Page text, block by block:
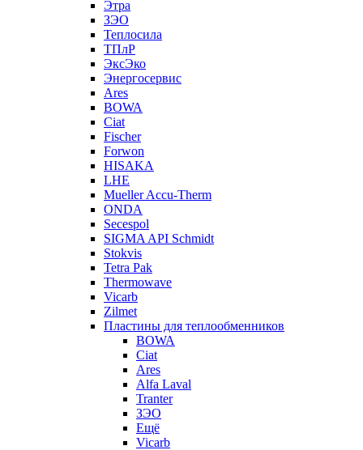
Этра
ЗЭО
Теплосила
ТПлР
ЭксЭко
Энергосервис
Ares
BOWA
Ciat
Fischer
Forwon
HISAKA
LHE
Mueller Accu-Therm
ONDA
Secespol
SIGMA API Schmidt
Stokvis
Tetra Pak
Thermowave
Vicarb
Zilmet
Пластины для теплообменников
BOWA
Ciat
Ares
Alfa Laval
Tranter
ЗЭО
Ещё
Vicarb